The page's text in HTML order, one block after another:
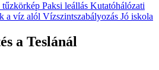
tűzkörkép Paksi leállás Kutatóhálózati
a víz alól Vízszintszabályozás Jó iskola
a Teslánál